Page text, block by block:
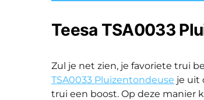
Teesa TSA0033
Zul je net zien, je favoriete trui
TSA0033 Pluizentondeuse je uit
trui een boost. Op deze manier